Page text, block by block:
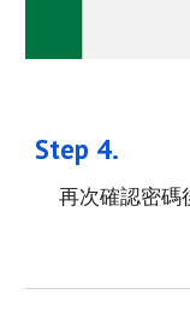
Step 4.
再次確認密碼